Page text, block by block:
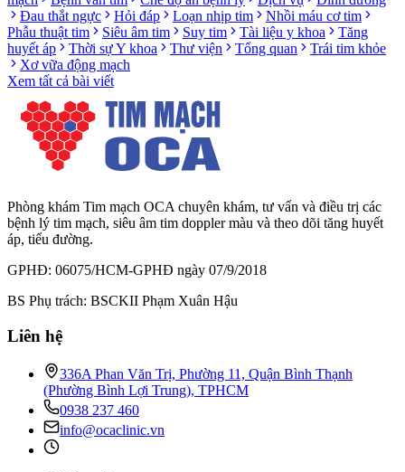
Đau thắt ngực
Hỏi đáp Loạn nhịp tim
Nhồi máu cơ tim
Phẫu thuật tim
Siêu âm tim Suy tim Tài liệu y khoa
Tăng
huyết áp
Thời sự Y khoa Thư viện Tổng quan
Trái tim khỏe
Xơ vữa động mạch
Xem tất cả bài viết
Phòng khám Tim mạch OCA chuyên khám, tư vấn và điều trị các
bệnh lý tim mạch, siêu âm tim doppler màu và theo dõi tăng huyết
áp, tiểu đường.
GPHĐ: 06075/HCM-GPHĐ ngày 07/9/2018
BS Phụ trách: BSCKII Phạm Xuân Hậu
Liên hệ
336A Phan Văn Trị, Phường 11, Quận Bình Thạnh
(Phường Bình Lợi Trung), TPHCM
0938 237 460
info@ocaclinic.vn